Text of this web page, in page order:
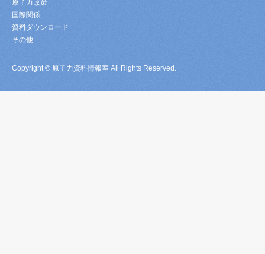
原子力政策
国際関係
資料ダウンロード
その他
Copyright © 原子力資料情報室 All Rights Reserved.